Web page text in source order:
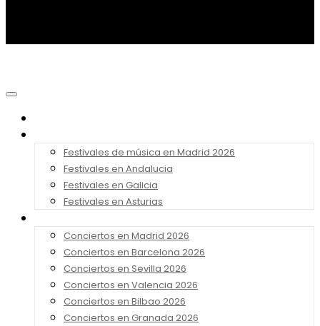
Festivales de música en Madrid 2026
Festivales en Andalucia
Festivales en Galicia
Festivales en Asturias
Conciertos en Madrid 2026
Conciertos en Barcelona 2026
Conciertos en Sevilla 2026
Conciertos en Valencia 2026
Conciertos en Bilbao 2026
Conciertos en Granada 2026